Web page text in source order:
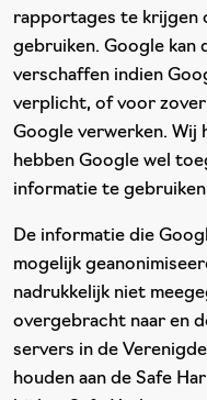
rapportages te krijgen
gebruiken. Google kan
verschaffen indien
verplicht, of voor
Google verwerken. Wij
hebben Google wel
informatie te
De informatie die
mogelijk
nadrukkelijk niet
overgebracht naar en
servers in de
houden aan de Safe